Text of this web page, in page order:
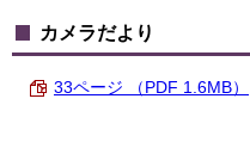
カメラだより
33ページ （PDF 1.6MB）